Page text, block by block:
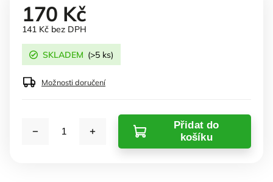
170 Kč
141 Kč bez DPH
SKLADEM (>5 ks)
Možnosti doručení
Přidat do
košíku